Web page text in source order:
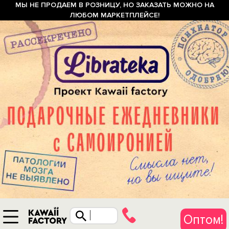
МЫ НЕ ПРОДАЕМ В РОЗНИЦУ, НО ЗАКАЗАТЬ МОЖНО НА
ЛЮБОМ МАРКЕТПЛЕЙСЕ!
Оптом!